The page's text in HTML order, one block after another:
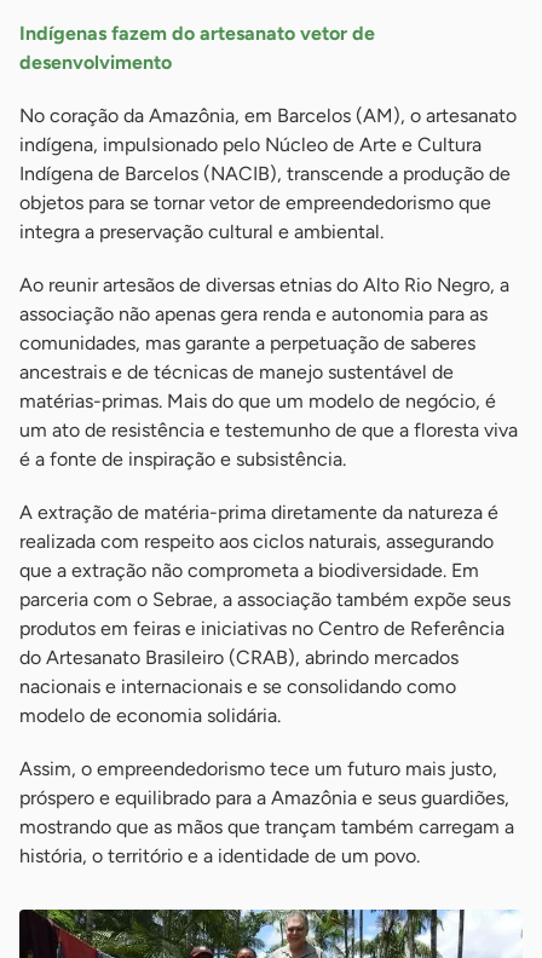
Indígenas fazem do artesanato vetor de
desenvolvimento
No coração da Amazônia, em Barcelos (AM), o artesanato
indígena, impulsionado pelo Núcleo de Arte e Cultura
Indígena de Barcelos (NACIB), transcende a produção de
objetos para se tornar vetor de empreendedorismo que
integra a preservação cultural e ambiental.
Ao reunir artesãos de diversas etnias do Alto Rio Negro, a
associação não apenas gera renda e autonomia para as
comunidades, mas garante a perpetuação de saberes
ancestrais e de técnicas de manejo sustentável de
matérias-primas. Mais do que um modelo de negócio, é
um ato de resistência e testemunho de que a floresta viva
é a fonte de inspiração e subsistência.
A extração de matéria-prima diretamente da natureza é
realizada com respeito aos ciclos naturais, assegurando
que a extração não comprometa a biodiversidade. Em
parceria com o Sebrae, a associação também expõe seus
produtos em feiras e iniciativas no Centro de Referência
do Artesanato Brasileiro (CRAB), abrindo mercados
nacionais e internacionais e se consolidando como
modelo de economia solidária.
Assim, o empreendedorismo tece um futuro mais justo,
próspero e equilibrado para a Amazônia e seus guardiões,
mostrando que as mãos que trançam também carregam a
história, o território e a identidade de um povo.